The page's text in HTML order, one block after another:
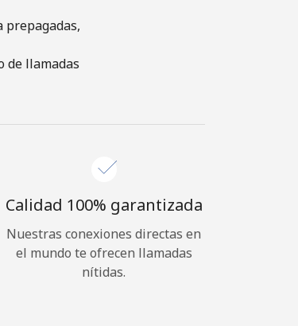
prepagadas,
de llamadas
Calidad 100% garantizada
Nuestras conexiones directas en
el mundo te ofrecen llamadas
nítidas.